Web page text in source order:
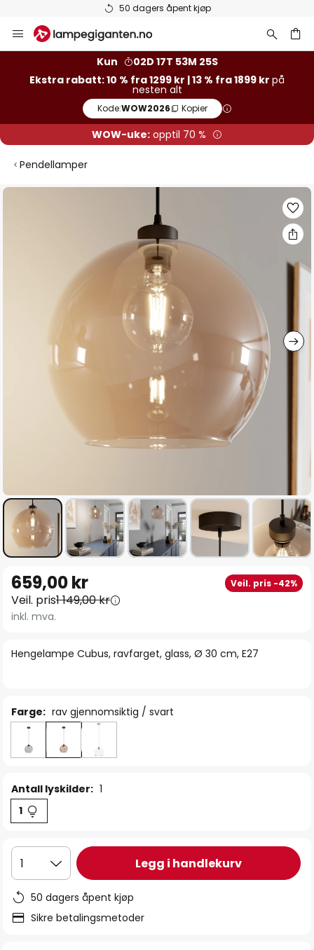
50 dagers åpent kjøp
Hopp
til
Kun
02D 17T 53M 25S
Ekstra rabatt: 10 % fra 1299 kr | 13 % fra 1899 kr på
nesten alt
Kode:WOW2026 Kopier
WOW-uke: opptil 70 %
Pendellamper
Gå
begynnelsen
av
Hengelampe Cubus, ravfarget, glass, Ø 30 cm, E27
659,00 kr Veil. pris -42%
Veil. pris1 149,00 kr
inkl. mva.
Farge: rav gjennomsiktig / svart
Antall lyskilder: 1
1
1 Legg i handlekurv
50 dagers åpent kjøp
Sikre betalingsmetoder